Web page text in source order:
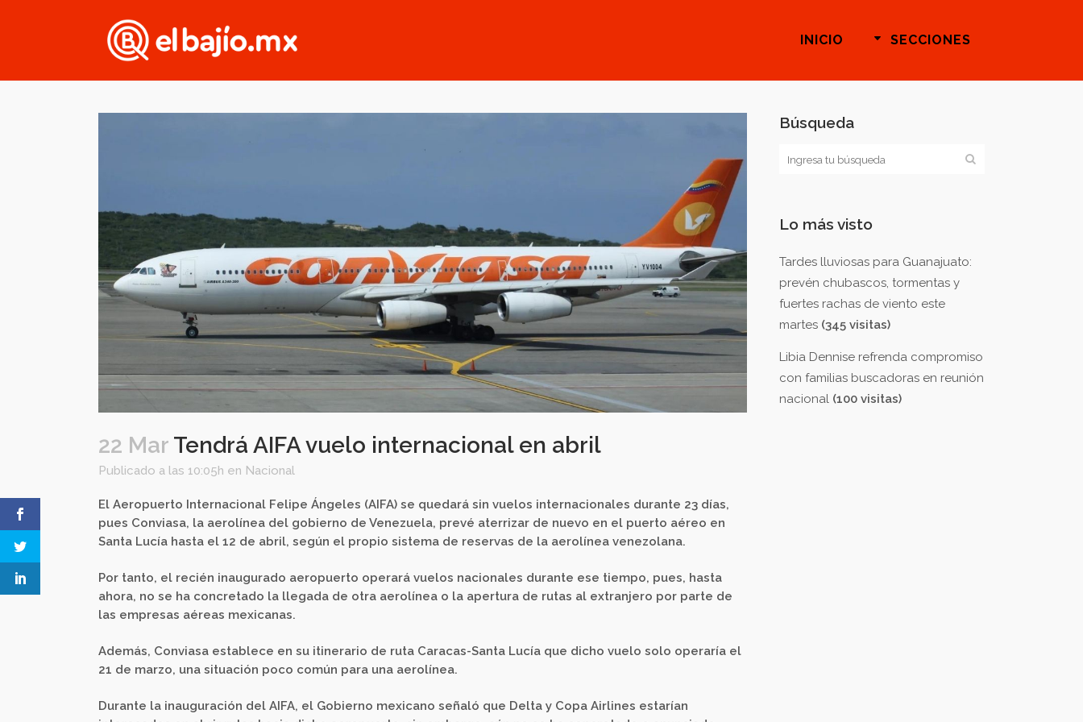
INICIO SECCIONES
22 Mar Tendrá AIFA vuelo internacional en abril
Publicado a las 10:05h en Nacional
El Aeropuerto Internacional Felipe Ángeles (AIFA) se quedará sin vuelos internacionales durante 23 días,
pues Conviasa, la aerolínea del gobierno de Venezuela, prevé aterrizar de nuevo en el puerto aéreo en
Santa Lucía hasta el 12 de abril, según el propio sistema de reservas de la aerolínea venezolana.
Por tanto, el recién inaugurado aeropuerto operará vuelos nacionales durante ese tiempo, pues, hasta
ahora, no se ha concretado la llegada de otra aerolínea o la apertura de rutas al extranjero por parte de
las empresas aéreas mexicanas.
Además, Conviasa establece en su itinerario de ruta Caracas-Santa Lucía que dicho vuelo solo operaría el
21 de marzo, una situación poco común para una aerolínea.
Durante la inauguración del AIFA, el Gobierno mexicano señaló que Delta y Copa Airlines estarían
Búsqueda
Lo más visto
Tardes lluviosas para Guanajuato:
prevén chubascos, tormentas y
fuertes rachas de viento este
martes (345 visitas)
Libia Dennise refrenda compromiso
con familias buscadoras en reunión
nacional (100 visitas)